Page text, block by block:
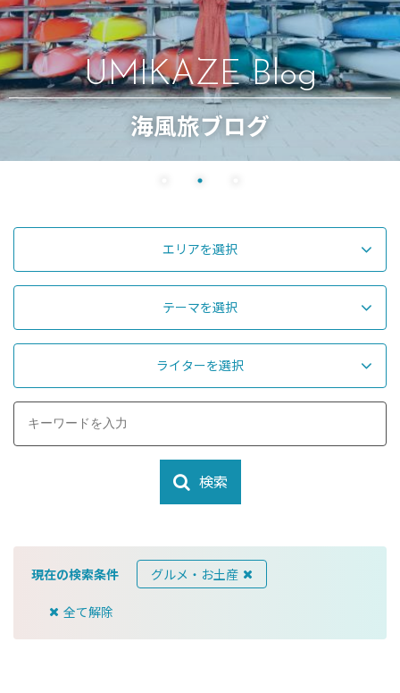
UMIKAZE Blog
海風旅ブログ
エリアを選択
テーマを選択
ライターを選択
検索
現在の検索条件 グルメ・お土産
全て解除